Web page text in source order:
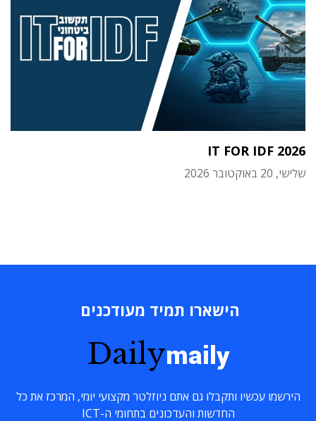
IT FOR IDF 2026
שלישי, 20 באוקטובר 2026
הישארו תמיד מעודכנים
Dailymaily
הירשמו עכשיו ותקבלו גם אתם ניוזלטר מקצועי יומי, המרכז את כל
החדשות והעדכונים בתחומי ה-ICT